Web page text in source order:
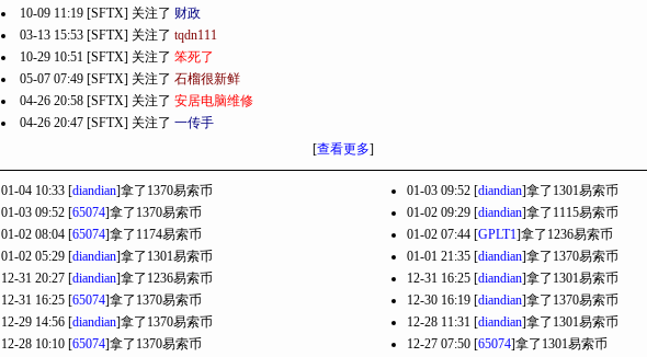
10-09 11:19 [SFTX] 关注了 财政
03-13 15:53 [SFTX] 关注了 tqdn111
10-29 10:51 [SFTX] 关注了 笨死了
05-07 07:49 [SFTX] 关注了 石榴很新鲜
04-26 20:58 [SFTX] 关注了 安居电脑维修
04-26 20:47 [SFTX] 关注了 一传手
[查看更多]
01-04 10:33 [diandian]拿了1370易索币 01-03 09:52 [diandian]拿了1301易索币
01-03 09:52 [65074]拿了1370易索币 01-02 09:29 [diandian]拿了1115易索币
01-02 08:04 [65074]拿了1174易索币 01-02 07:44 [GPLT1]拿了1236易索币
01-02 05:29 [diandian]拿了1301易索币 01-01 21:35 [diandian]拿了1370易索币
12-31 20:27 [diandian]拿了1236易索币 12-31 16:25 [diandian]拿了1301易索币
12-31 16:25 [65074]拿了1370易索币 12-30 16:19 [diandian]拿了1370易索币
12-29 14:56 [diandian]拿了1370易索币 12-28 11:31 [diandian]拿了1301易索币
12-28 10:10 [65074]拿了1370易索币 12-27 07:50 [65074]拿了1301易索币